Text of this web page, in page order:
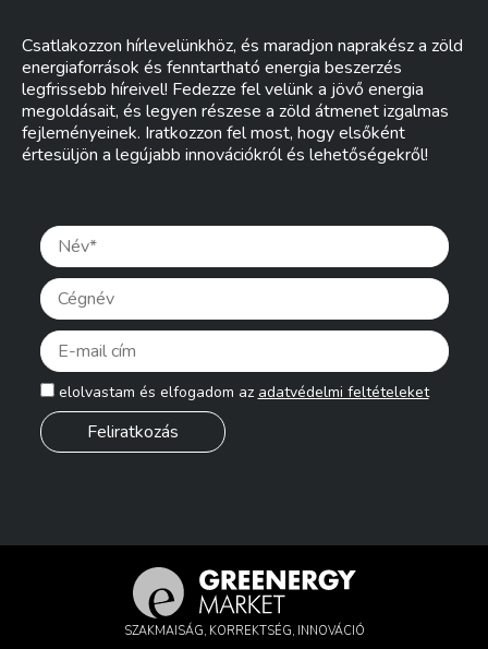
Csatlakozzon hírlevelünkhöz, és maradjon naprakész a zöld
energiaforrások és fenntartható energia beszerzés
legfrissebb híreivel! Fedezze fel velünk a jövő energia
megoldásait, és legyen részese a zöld átmenet izgalmas
fejleményeinek. Iratkozzon fel most, hogy elsőként
értesüljön a legújabb innovációkról és lehetőségekről!
elolvastam és elfogadom az adatvédelmi feltételeket
SZAKMAISÁG, KORREKTSÉG, INNOVÁCIÓ